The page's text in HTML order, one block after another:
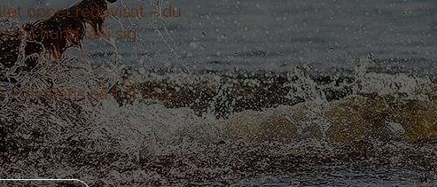
öppet redovisat –du
din hund får i sig
–leverans på 1–3 dagar